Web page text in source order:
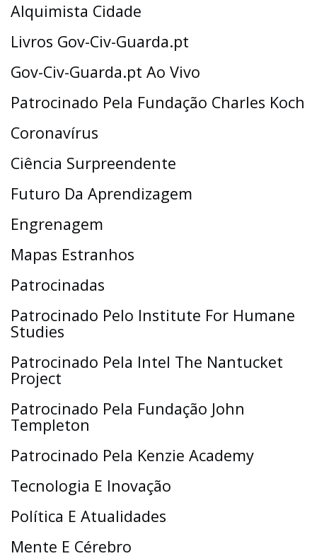
Alquimista Cidade
Livros Gov-Civ-Guarda.pt
Gov-Civ-Guarda.pt Ao Vivo
Patrocinado Pela Fundação Charles Koch
Coronavírus
Ciência Surpreendente
Futuro Da Aprendizagem
Engrenagem
Mapas Estranhos
Patrocinadas
Patrocinado Pelo Institute For Humane
Studies
Patrocinado Pela Intel The Nantucket
Project
Patrocinado Pela Fundação John
Templeton
Patrocinado Pela Kenzie Academy
Tecnologia E Inovação
Política E Atualidades
Mente E Cérebro